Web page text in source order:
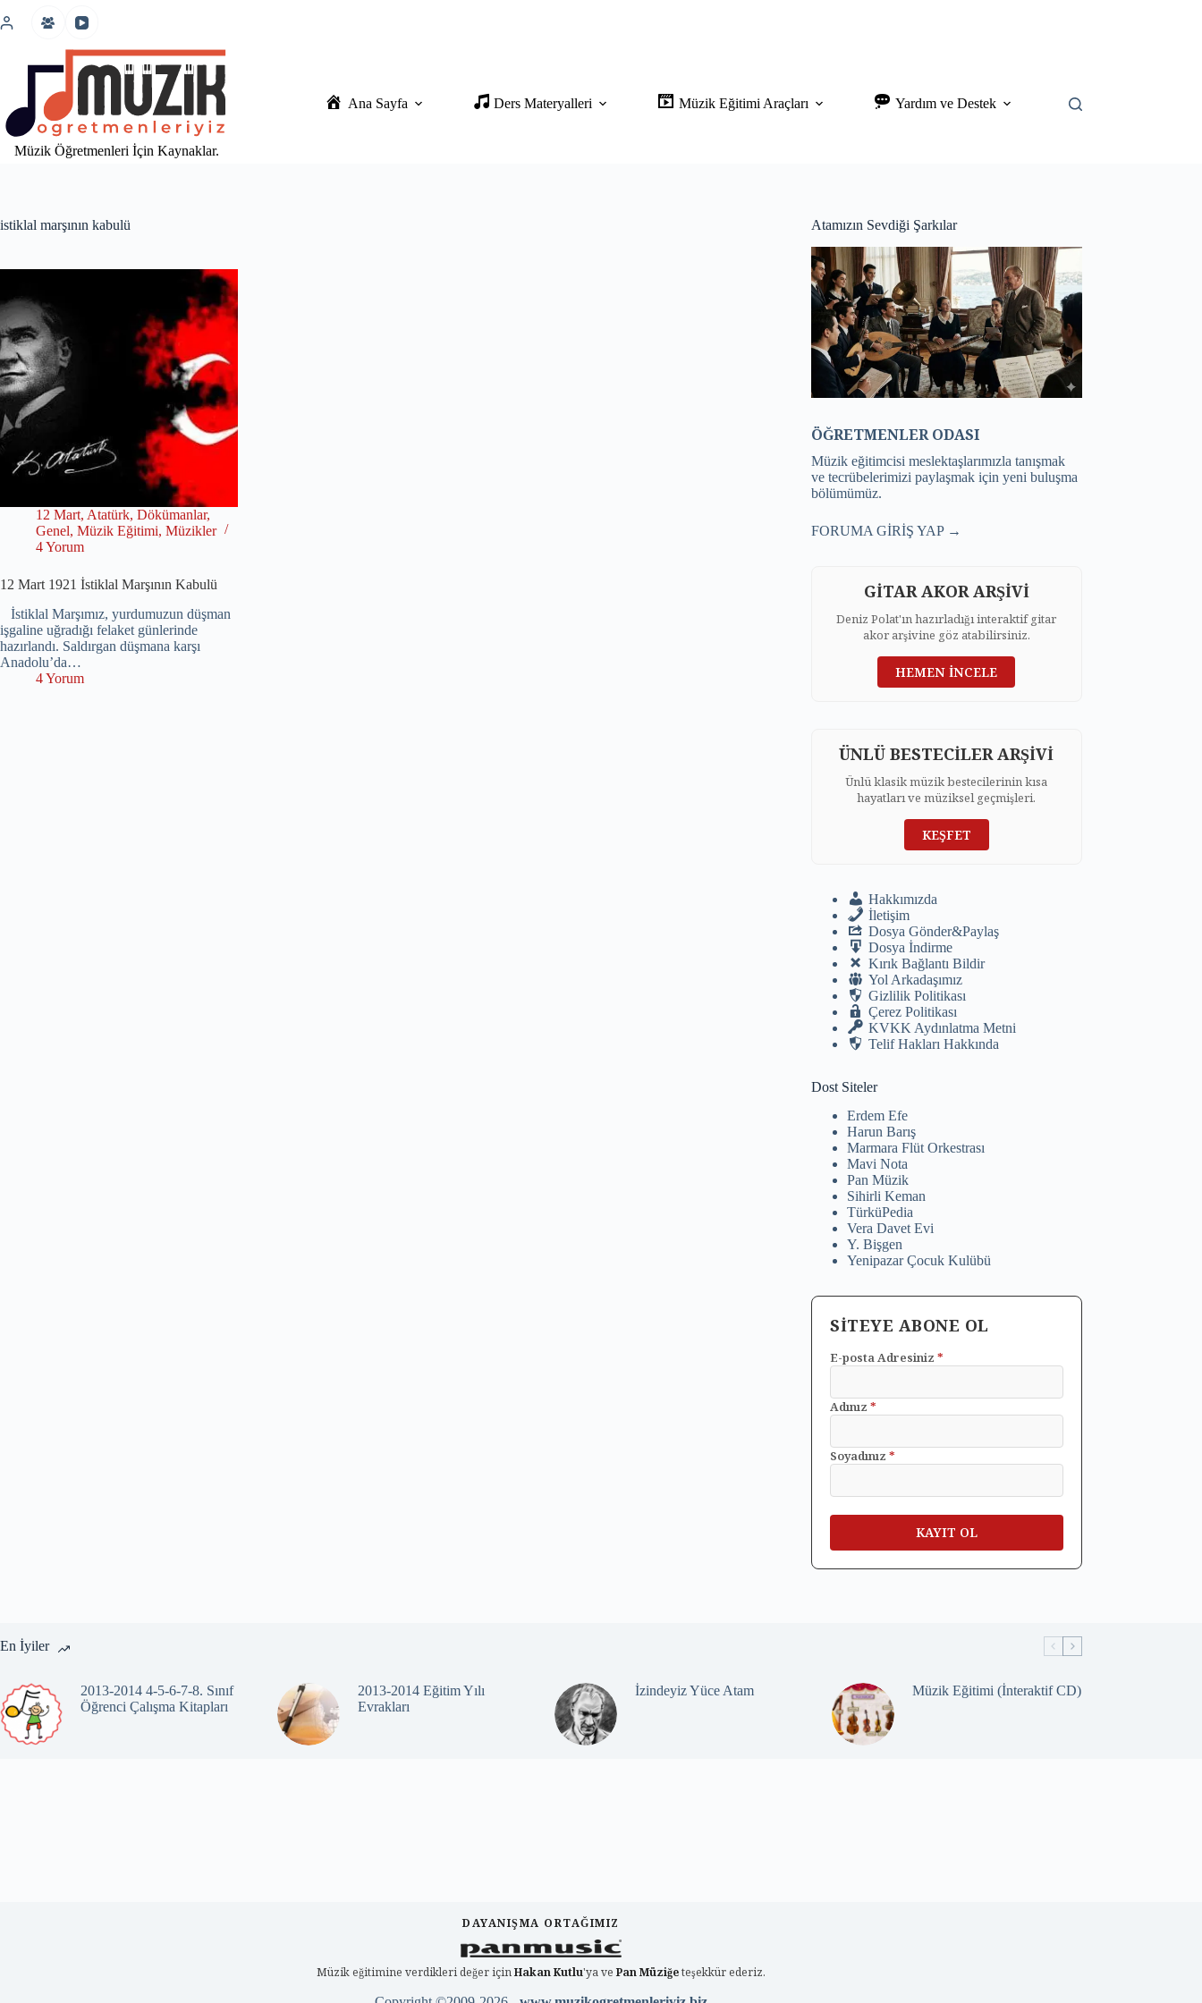
atla
Müzik Öğretmenleri İçin Kaynaklar.
Ana Sayfa Ders Materyalleri Müzik Eğitimi Araçları Yardım ve Destek
istiklal marşının kabulü
12 Mart, Atatürk, Dökümanlar,
Genel, Müzik Eğitimi, Müzikler
4 Yorum
12 Mart 1921 İstiklal Marşının Kabulü
İstiklal Marşımız, yurdumuzun düşman
işgaline uğradığı felaket günlerinde
hazırlandı. Saldırgan düşmana karşı
Anadolu’da…
4 Yorum
Atamızın Sevdiği Şarkılar
ÖĞRETMENLER ODASI
Müzik eğitimcisi meslektaşlarımızla tanışmak
ve tecrübelerimizi paylaşmak için yeni buluşma
bölümümüz.
FORUMA GİRİŞ YAP →
GİTAR AKOR ARŞİVİ
Deniz Polat'ın hazırladığı interaktif gitar
akor arşivine göz atabilirsiniz.
HEMEN İNCELE
ÜNLÜ BESTECİLER ARŞİVİ
Ünlü klasik müzik bestecilerinin kısa
hayatları ve müziksel geçmişleri.
KEŞFET
Hakkımızda
İletişim
Dosya Gönder&Paylaş
Dosya İndirme
Kırık Bağlantı Bildir
Yol Arkadaşımız
Gizlilik Politikası
Çerez Politikası
KVKK Aydınlatma Metni
Telif Hakları Hakkında
Dost Siteler
Erdem Efe
Harun Barış
Marmara Flüt Orkestrası
Mavi Nota
Pan Müzik
Sihirli Keman
TürküPedia
Vera Davet Evi
Y. Bişgen
Yenipazar Çocuk Kulübü
SİTEYE ABONE OL
E-posta Adresiniz*
Adınız*
Soyadınız*
En İyiler
2013-2014 4-5-6-7-8. Sınıf
Öğrenci Çalışma Kitapları
2013-2014 Eğitim Yılı
Evrakları
İzindeyiz Yüce Atam Müzik Eğitimi (İnteraktif CD)
DAYANIŞMA ORTAĞIMIZ
Müzik eğitimine verdikleri değer içinHakan Kutlu'ya ve Pan Müziğeteşekkür ederiz.